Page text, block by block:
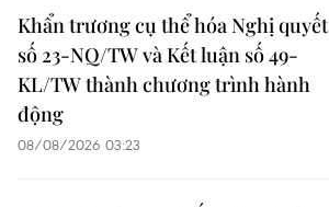
Khẩn trương cụ thể hóa Nghị quyết
số 23-NQ/TW và Kết luận số 49-
KL/TW thành chương trình hành
động
08/08/2026 03:23